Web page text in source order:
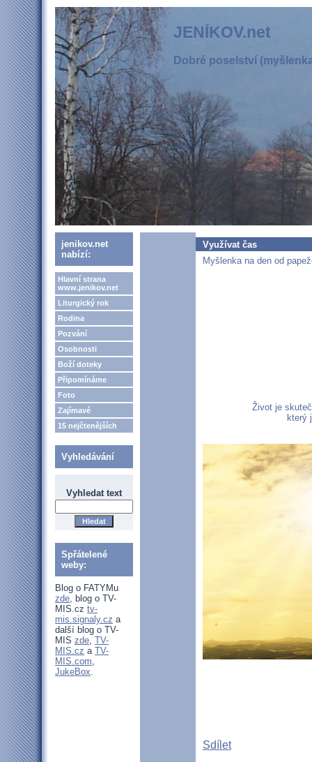
JENÍKOV.net
Dobré poselství
jenikov.net
nabízí:
Hlavní strana
www.jenikov.net
Liturgický rok
Rodina
Pozvání
Osobnosti
Boží doteky
Připomínáme
Foto
Zajímavé
15 nejčtenějších
Vyhledávání
Vyhledat text
Spřátelené
weby:
Blog o FATYMu
zde, blog o TV-
MIS.cz tv-
mis.signaly.cz a
další blog o TV-
MIS zde, TV-
MIS.cz a TV-
MIS.com,
JukeBox.
Využívat čas
Myšlenka na den od
Život je
který
Sdílet